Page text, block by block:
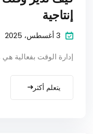
إنتاجية
3 أغسطس، 2025
إدارة الوقت بفعالية
يتعلم أكثر